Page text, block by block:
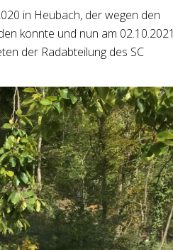
in Heubach, der wegen den
konnte und nun am 02.10.2021
der Radabteilung des SC